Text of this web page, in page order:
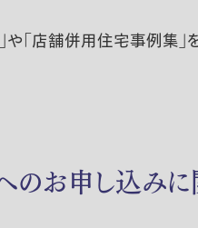
店舗併用住宅事例集」
のお申し込みに